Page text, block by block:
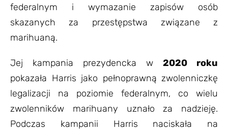
federalnym i wymazanie zapisów osób
skazanych za przestępstwa związane z
marihuaną.
Jej kampania prezydencka w 2020 roku
pokazała Harris jako pełnoprawną zwolenniczkę
legalizacji na poziomie federalnym, co wielu
zwolenników marihuany uznało za nadzieję.
Podczas kampanii Harris naciskała na